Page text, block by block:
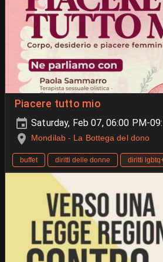
Piacere tutto mio
Saturday, Feb 07, 06:00 PM-
Mondilab - La Bottega del dono
buffet diritti delle donne diritti